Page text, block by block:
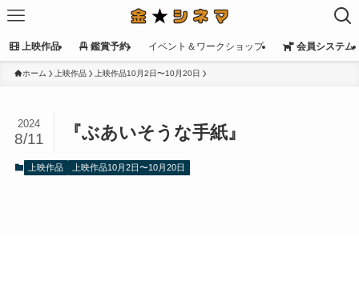
上映作品 鑑賞予約 イベント＆ワークショップ 会員システム
ホーム 上映作品 上映作品10月2日〜10月20日
『ぶあいそうな手紙』
2024
8/11
上映作品 上映作品10月2日〜10月20日